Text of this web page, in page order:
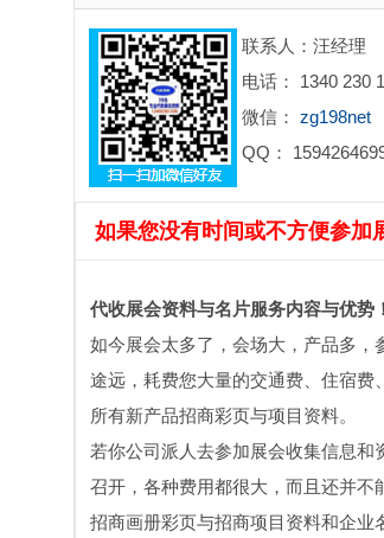
联系人：汪经理
电话： 1340 230
微信： zg198net
QQ：
如果您没有时间或不方便参加
代收展会资料与名片服务内容与优
如今展会太多了，会场大，产品多
途远，耗费您大量的交通费、住宿
所有新产品招商彩页与项目资料。
若你公司派人去参加展会收集信息
召开，各种费用都很大，而且还并
招商画册彩页与招商项目资料和企